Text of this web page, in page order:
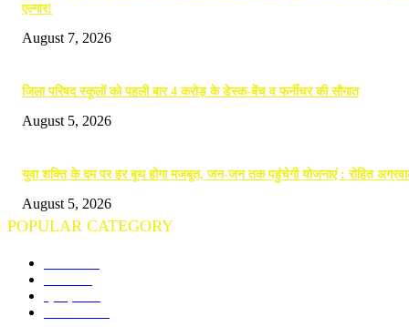
एल्गार!
August 7, 2026
जिला परिषद स्कूलों को पहली बार 4 करोड़ के डेस्क-बेंच व फर्नीचर की सौगात
August 5, 2026
युवा शक्ति के दम पर हर बूथ होगा मजबूत, जन-जन तक पहुंचेगी योजनाएं : रोहित
August 5, 2026
POPULAR CATEGORY